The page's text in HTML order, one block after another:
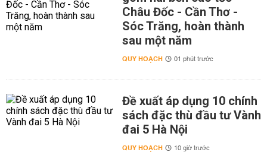
Châu Đốc - Cần Thơ -
Sóc Trăng, hoàn thành
sau một năm
QUY HOẠCH 01 phút trước
Đề xuất áp dụng 10 chính
sách đặc thù đầu tư Vành
đai 5 Hà Nội
QUY HOẠCH 10 giờ trước